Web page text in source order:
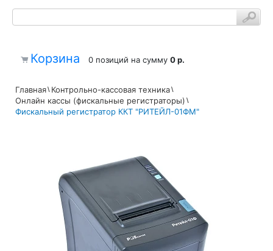
Корзина 0 позиций на сумму 0 р.
Главная Контрольно-кассовая техника
Онлайн кассы (фискальные регистраторы)
Фискальный регистратор ККТ "РИТЕЙЛ-01ФМ"